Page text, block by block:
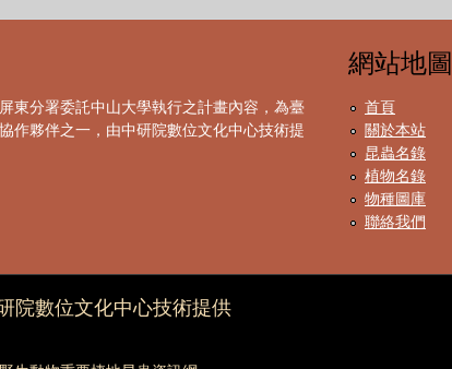
東分署委託中山大學執行之計畫內容，為臺
作夥伴之一，由中研院數位文化中心技術提
網站地圖
首頁
關於本站
昆蟲名錄
植物名錄
物種圖庫
聯絡我們
院數位文化中心技術提供